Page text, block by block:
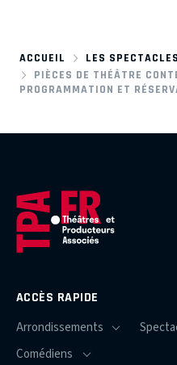
ACCUEIL
LES SPECTACLES
PIÈCES DE THÉÂTRE
PROGRAMMATION ET
ACCÈS RAPIDE